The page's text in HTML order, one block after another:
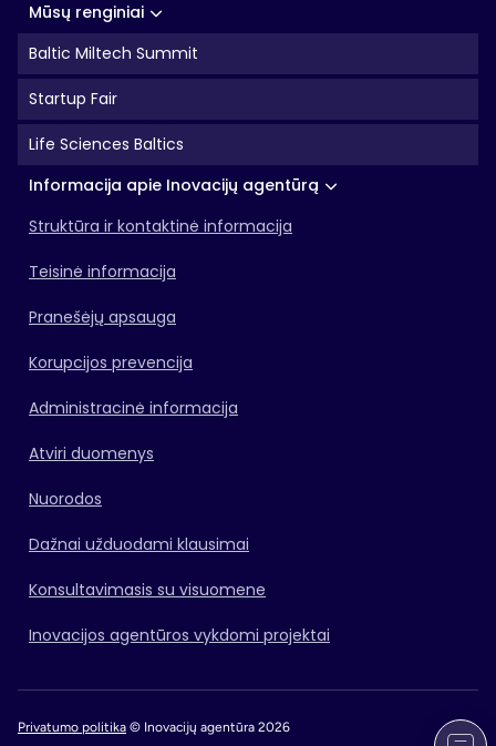
Mūsų renginiai
Baltic Miltech Summit
Startup Fair
Life Sciences Baltics
Informacija apie Inovacijų agentūrą
Struktūra ir kontaktinė informacija
Teisinė informacija
Pranešėjų apsauga
Korupcijos prevencija
Administracinė informacija
Atviri duomenys
Nuorodos
Dažnai užduodami klausimai
Konsultavimasis su visuomene
Inovacijos agentūros vykdomi projektai
Privatumo politika © Inovacijų agentūra 2026